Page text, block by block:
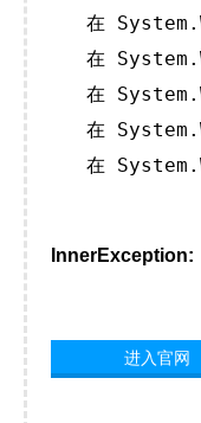
在
在
在
在
在
InnerException:
进入官网